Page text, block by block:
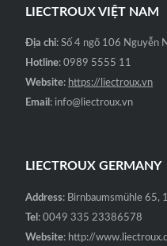
LIECTROUX VIỆT NAM
Địa chỉ: Số 4 ngõ 106 Nguyễn
Hotline: 0989 5555 11
Website: https://liectroux.vn
Email : info@liectroux.vn
LIECTROUX GERMANY
Address: Birnbaumsmühle 65,
Tel : 0049 335 23386578
Website: http://